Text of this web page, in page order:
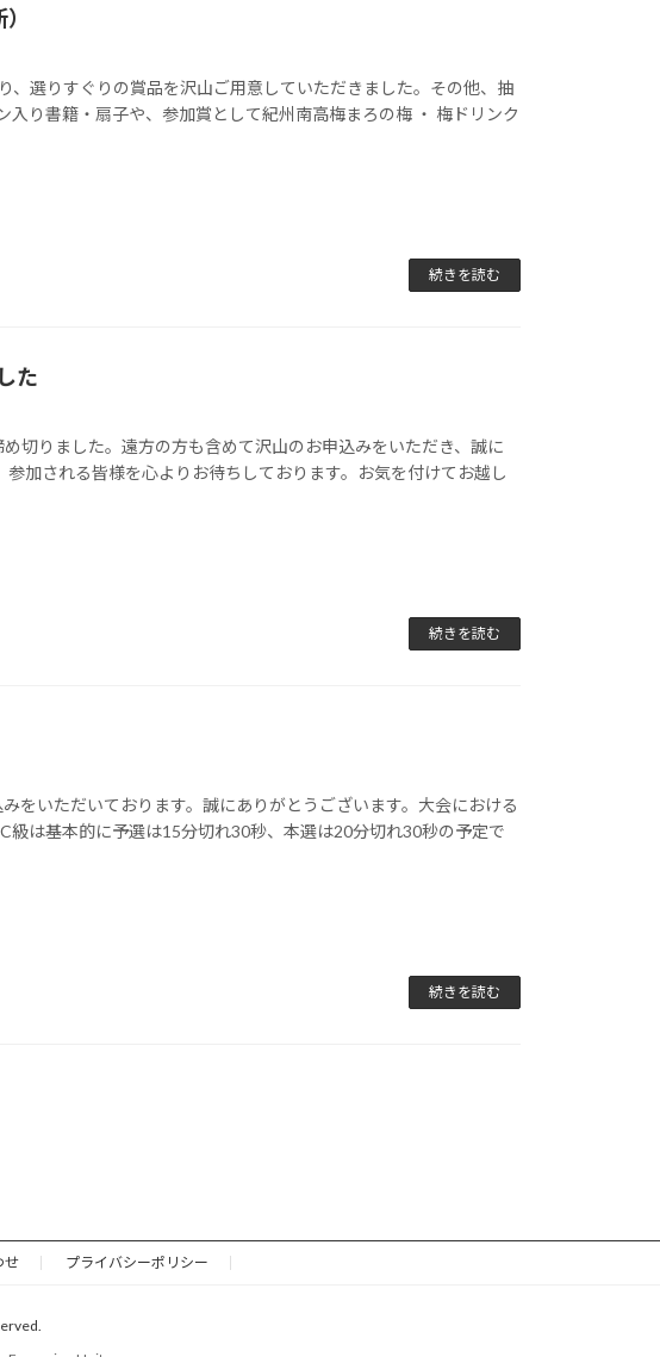
、選りすぐりの賞品を沢山ご用意していただきました。その他、抽
り書籍・扇子や、参加賞として紀州南高梅まろの梅 ・ 梅ドリンク
続きを読む
た
切りました。遠方の方も含めて沢山のお申込みをいただき、誠に
加される皆様を心よりお待ちしております。お気を付けてお越し
続きを読む
をいただいております。誠にありがとうございます。大会における
級は基本的に予選は15分切れ30秒、本選は20分切れ30秒の予定で
続きを読む
せ プライバシーポリシー